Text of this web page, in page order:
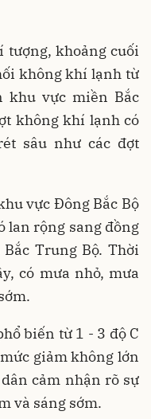
tượng, khoảng cuối
không khí lạnh từ
khu vực miền Bắc
không khí lạnh có
sâu như các đợt
vực Đông Bắc Bộ
lan rộng sang đồng
Trung Bộ. Thời
có mưa nhỏ, mưa
biến từ 1 - 3 độ C
giảm không lớn
cảm nhận rõ sự
và sáng sớm.